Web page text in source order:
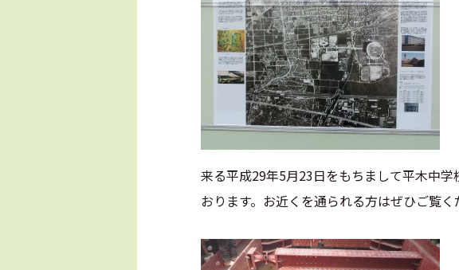
来る平成29年5月23日をもちまして平木中
おります。お近くを通られる方はぜひご覧く